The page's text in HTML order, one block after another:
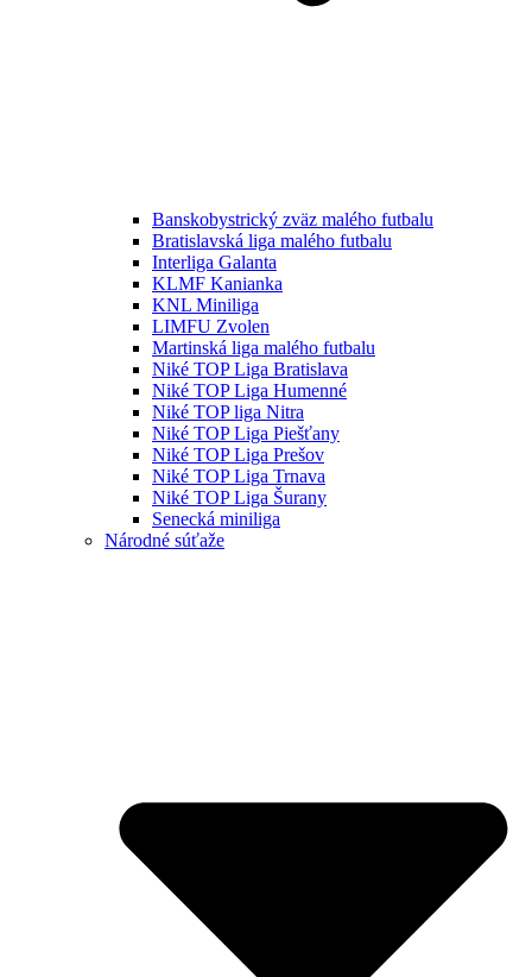
Banskobystrický zväz malého futbalu
Bratislavská liga malého futbalu
Interliga Galanta
KLMF Kanianka
KNL Miniliga
LIMFU Zvolen
Martinská liga malého futbalu
Niké TOP Liga Bratislava
Niké TOP Liga Humenné
Niké TOP liga Nitra
Niké TOP Liga Piešťany
Niké TOP Liga Prešov
Niké TOP Liga Trnava
Niké TOP Liga Šurany
Senecká miniliga
Národné súťaže